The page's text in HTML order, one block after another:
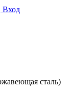
Вход
сталь)